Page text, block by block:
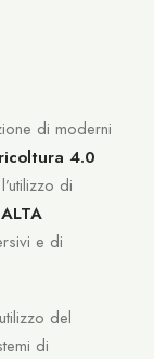
di moderni
4.0
di
ALTA
e di
del
di